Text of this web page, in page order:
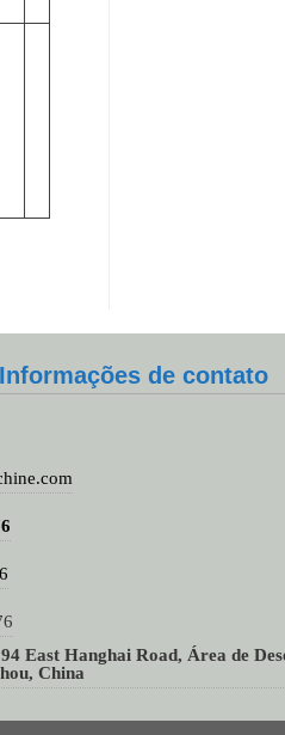
Informações de contato
East Hanghai Road, Área de
China